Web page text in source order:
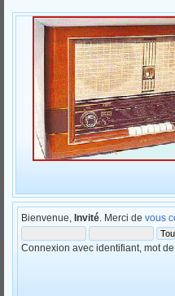
Bienvenue, Invité. Merci de vous
Connexion avec identifiant, mot